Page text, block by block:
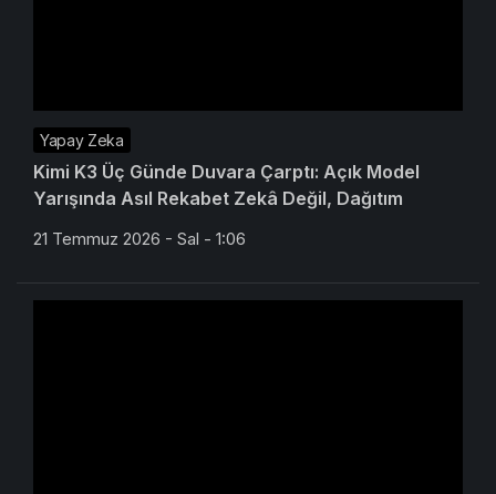
Yapay Zeka
Kimi K3 Üç Günde Duvara Çarptı: Açık Model
Yarışında Asıl Rekabet Zekâ Değil, Dağıtım
21 Temmuz 2026 - Sal - 1:06